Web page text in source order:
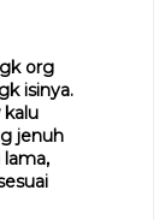
org
isinya.
jenuh